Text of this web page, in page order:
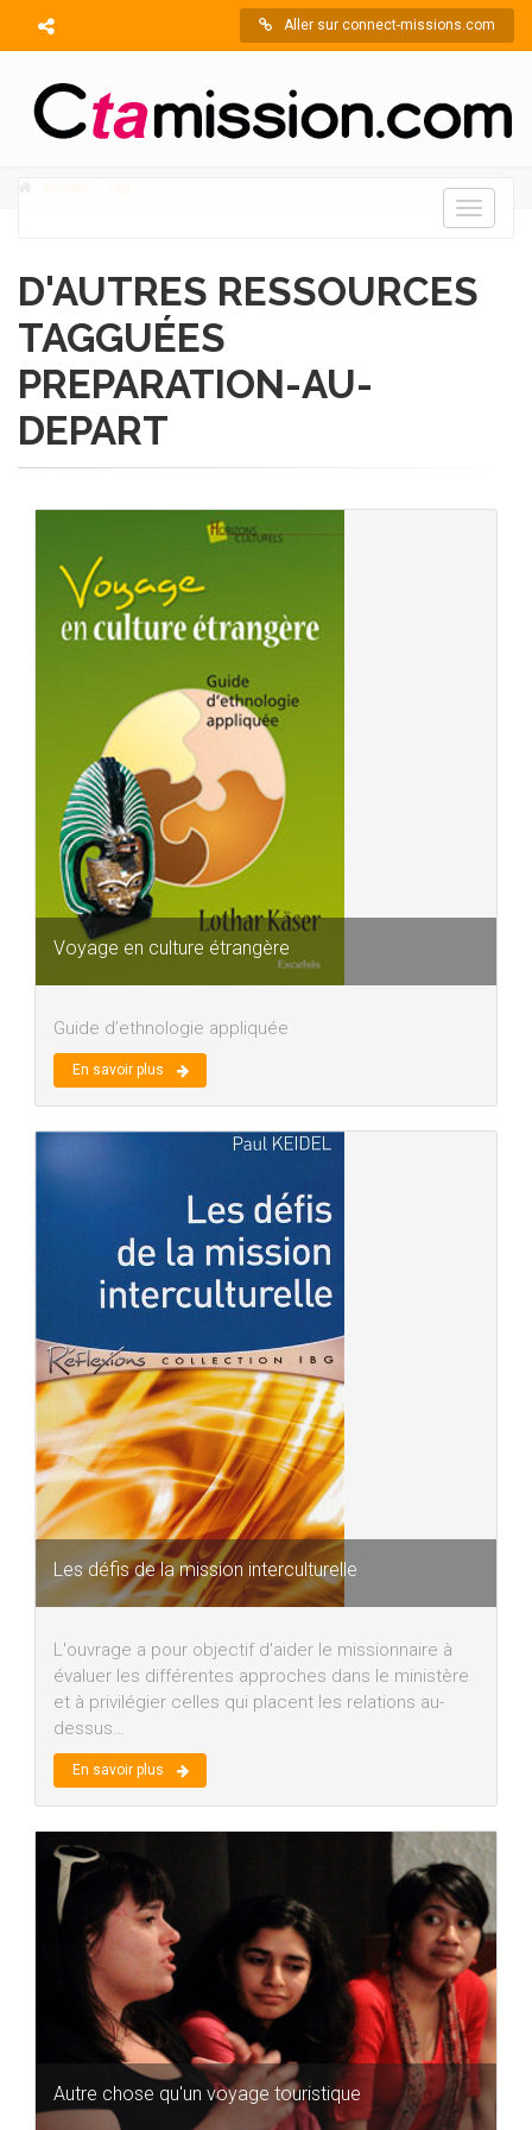
Aller sur connect-missions.com
Toggle
Accueil Tag
D'AUTRES RESSOURCES
TAGGUÉES
PREPARATION-AU-
DEPART
Voyage en culture étrangère
Guide d’ethnologie appliquée
En savoir plus
Les défis de la mission interculturelle
L'ouvrage a pour objectif d'aider le missionnaire à
évaluer les différentes approches dans le ministère
et à privilégier celles qui placent les relations au-
dessus…
En savoir plus
Autre chose qu'un voyage touristique